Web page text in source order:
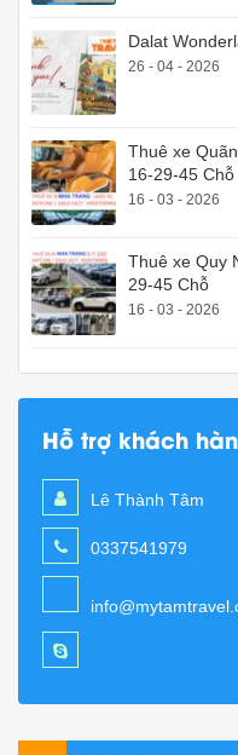
Dalat
26 - 04 - 2026
Thuê xe
16-29-45 Chỗ
16 - 03 - 2026
Thuê xe Quy
29-45 Chỗ
16 - 03 - 2026
Hỗ trợ khách
Lê Thành Tâm
0337541979